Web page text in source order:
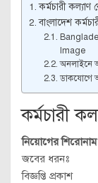
কর্মচারী
বাংলাদেশ
Image
অনলাইনে
ডাকযোগে
কর্মচারী
নিয়োগের শিরোনাম
জবের ধরনঃ
বিজ্ঞপ্তি প্রকাশ